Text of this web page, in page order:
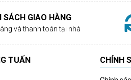
SÁCH GIAO HÀNG
và thanh toán tại nhà
TUẤN CHÍNH